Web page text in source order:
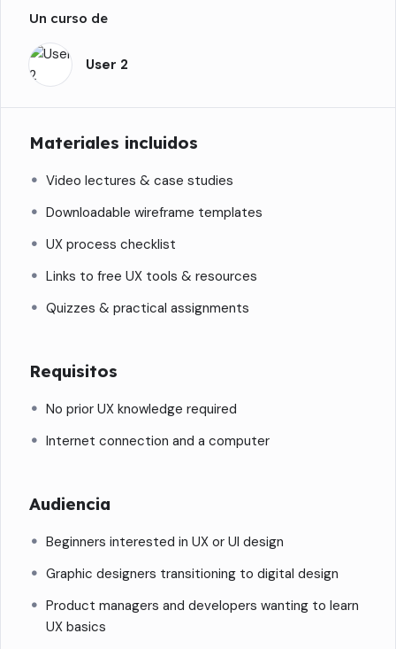
Un curso de
User 2
Materiales incluidos
Video lectures & case studies
Downloadable wireframe templates
UX process checklist
Links to free UX tools & resources
Quizzes & practical assignments
Requisitos
No prior UX knowledge required
Internet connection and a computer
Audiencia
Beginners interested in UX or UI design
Graphic designers transitioning to digital design
Product managers and developers wanting to learn
UX basics